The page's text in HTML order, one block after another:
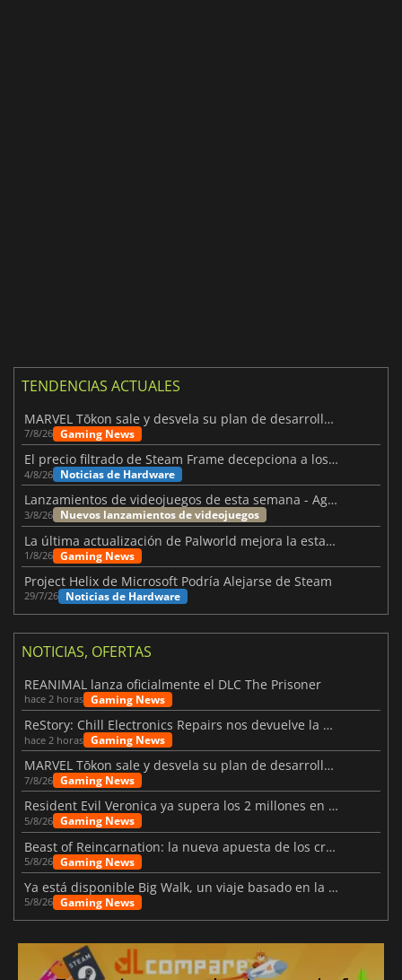
TENDENCIAS ACTUALES
MARVEL Tōkon sale y desvela su plan de desarrollo para el primer año
7/8/26 Gaming News
El precio filtrado de Steam Frame decepciona a los usuarios
4/8/26 Noticias de Hardware
Lanzamientos de videojuegos de esta semana - Agosto de 2026 (semana 32)
3/8/26 Nuevos lanzamientos de videojuegos
La última actualización de Palworld mejora la estabilidad
1/8/26 Gaming News
Project Helix de Microsoft Podría Alejarse de Steam
29/7/26 Noticias de Hardware
NOTICIAS, OFERTAS
REANIMAL lanza oficialmente el DLC The Prisoner
hace 2 horas Gaming News
ReStory: Chill Electronics Repairs nos devuelve la nostalgia de los 2000
hace 2 horas Gaming News
MARVEL Tōkon sale y desvela su plan de desarrollo para el primer año
7/8/26 Gaming News
Resident Evil Veronica ya supera los 2 millones en listas de deseados
5/8/26 Gaming News
Beast of Reincarnation: la nueva apuesta de los creadores de Pokémon
5/8/26 Gaming News
Ya está disponible Big Walk, un viaje basado en la amistad
5/8/26 Gaming News